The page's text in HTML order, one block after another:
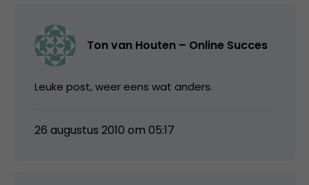
Ton van Houten – Online Succes
Leuke post, weer eens wat anders.
26 augustus 2010 om 05:17